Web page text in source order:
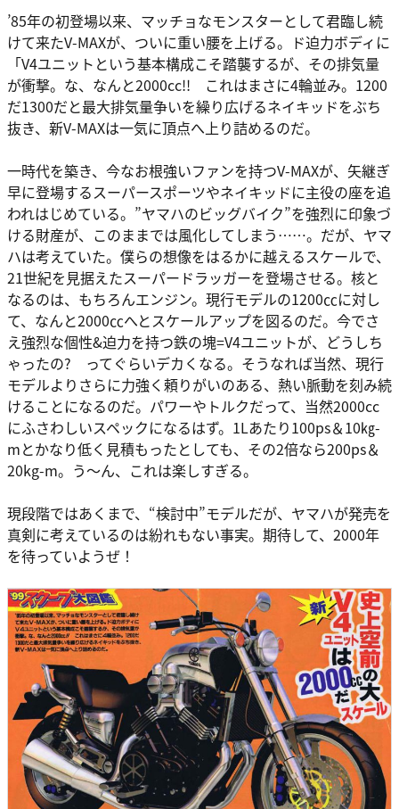
’85年の初登場以来、マッチョなモンスターとして君臨し続
けて来たV-MAXが、ついに重い腰を上げる。ド迫力ボディに
「V4ユニットという基本構成こそ踏襲するが、その排気量
が衝撃。な、なんと2000cc!! これはまさに4輪並み。1200
だ1300だと最大排気量争いを繰り広げるネイキッドをぶち
抜き、新V-MAXは一気に頂点へ上り詰めるのだ。
一時代を築き、今なお根強いファンを持つV-MAXが、矢継ぎ
早に登場するスーパースポーツやネイキッドに主役の座を追
われはじめている。”ヤマハのビッグバイク”を強烈に印象づ
ける財産が、このままでは風化してしまう……。だが、ヤマ
ハは考えていた。僕らの想像をはるかに越えるスケールで、
21世紀を見据えたスーパードラッガーを登場させる。核と
なるのは、もちろんエンジン。現行モデルの1200㏄に対し
て、なんと2000㏄へとスケールアップを図るのだ。今でさ
え強烈な個性&迫力を持つ鉄の塊=V4ユニットが、どうしち
ゃったの? ってぐらいデカくなる。そうなれば当然、現行
モデルよりさらに力強く頼りがいのある、熱い脈動を刻み続
けることになるのだ。パワーやトルクだって、当然2000cc
にふさわしいスペックになるはず。1Lあたり100ps＆10㎏-
mとかなり低く見積もったとしても、その2倍なら200ps＆
20kg-m。う～ん、これは楽しすぎる。
現段階ではあくまで、“検討中”モデルだが、ヤマハが発売を
真剣に考えているのは紛れもない事実。期待して、2000年
を待っていようぜ！